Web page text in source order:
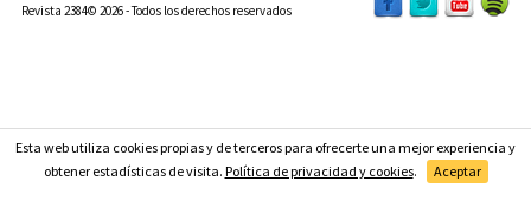
Esta web utiliza cookies propias y de terceros para ofrecerte una mejor experiencia y
obtener estadísticas de visita. Política de privacidad y cookies. Aceptar
Revista 2384© 2026 - Todos los derechos reservados
Suscríbete